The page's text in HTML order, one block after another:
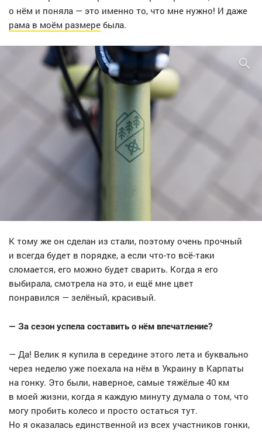
о нём и поняла — это именно то, что мне нужно! И даже
рама в моём размере была.
К тому же он сделан из стали, поэтому очень прочный
и всегда будет в порядке, а если что-то всё-таки
сломается, его можно будет сварить. Когда я его
выбирала, смотрела на это, и ещё мне цвет
понравился — зелёный, красивый.
— За сезон успела составить о нём впечатление?
— Да! Велик я купила в середине этого лета и буквально
через неделю уже поехала на нём в Украину в Карпаты
на гонку. Это были, наверное, самые тяжёлые 40 км
в моей жизни, когда я каждую минуту думала о том, что
могу пробить колесо и просто остаться тут.
Но я оказалась единственной из всех участников гонки,